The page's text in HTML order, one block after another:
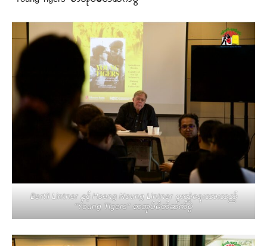
Bertil Lintner နှင့် Hseng Noung Lintner ပူးတွဲရေးသားသည့်
“Young Tigers” စာအုပ်မိတ်ဆက်ပွဲ